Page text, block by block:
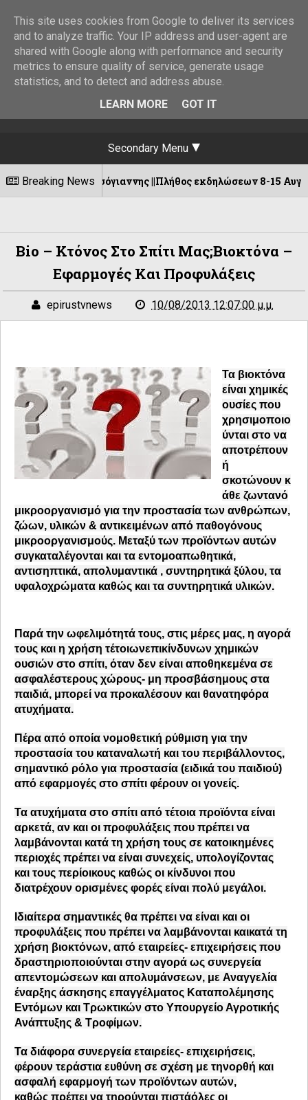
Secondary Menu
Breaking News
Πυρσόγιαννης ||Πλήθος εκδηλώσεων 8-15 Αυγούστου!
Bio – Κτόνος Στο Σπίτι Μας;Βιοκτόνα –
Εφαρμογές Και Προφυλάξεις
epirustvnews 10/08/2013 12:07:00 μ.μ.
Τα βιοκτόνα
είναι χημικές
ουσίες που
χρησιμοποιο
ύνται στο να
αποτρέπουν
ή
σκοτώνουν κ
άθε ζωντανό
μικροοργανισμό για την προστασία των ανθρώπων,
ζώων, υλικών & αντικειμένων από παθογόνους
μικροοργανισμούς. Μεταξύ των προϊόντων αυτών
συγκαταλέγονται και τα εντομοαπωθητικά,
αντισηπτικά, απολυμαντικά , συντηρητικά ξύλου, τα
υφαλοχρώματα καθώς και τα συντηρητικά υλικών.
Παρά την ωφελιμότητά τους, στις μέρες μας, η αγορά
τους και η χρήση τέτοιωνεπικίνδυνων χημικών
ουσιών στο σπίτι, όταν δεν είναι αποθηκεμένα σε
ασφαλέστερους χώρους- μη προσβάσημους στα
παιδιά, μπορεί να προκαλέσουν και θανατηφόρα
ατυχήματα.
Πέρα από οποία νομοθετική ρύθμιση για την
προστασία του καταναλωτή και του περιβάλλοντος,
σημαντικό ρόλο για προστασία (ειδικά του παιδιού)
από εφαρμογές στο σπίτι φέρουν οι γονείς.
Τα ατυχήματα στο σπίτι από τέτοια προϊόντα είναι
αρκετά, αν και οι προφυλάξεις που πρέπει να
λαμβάνονται κατά τη χρήση τους σε κατοικημένες
περιοχές πρέπει να είναι συνεχείς, υπολογίζοντας
και τους περίοικους καθώς οι κίνδυνοι που
διατρέχουν ορισμένες φορές είναι πολύ μεγάλοι.
Ιδιαίτερα σημαντικές θα πρέπει να είναι και οι
προφυλάξεις που πρέπει να λαμβάνονται καικατά τη
χρήση βιοκτόνων, από εταιρείες- επιχειρήσεις που
δραστηριοποιούνται στην αγορά ως συνεργεία
απεντομώσεων και απολυμάνσεων, με Αναγγελία
έναρξης άσκησης επαγγέλματος Καταπολέμησης
Εντόμων και Τρωκτικών στο Υπουργείο Αγροτικής
Ανάπτυξης & Τροφίμων.
Τα διάφορα συνεργεία εταιρείες- επιχειρήσεις,
φέρουν τεράστια ευθύνη σε σχέση με τηνορθή και
ασφαλή εφαρμογή των προϊόντων αυτών,
καθώς πρέπει να τηρούνται πιστάόλες οι
This site uses cookies from Google to deliver its services
and to analyze traffic. Your IP address and user-agent are
shared with Google along with performance and security
metrics to ensure quality of service, generate usage
statistics, and to detect and address abuse.
LEARN MORE
GOT IT